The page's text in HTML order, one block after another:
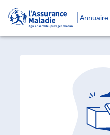
Annuaire